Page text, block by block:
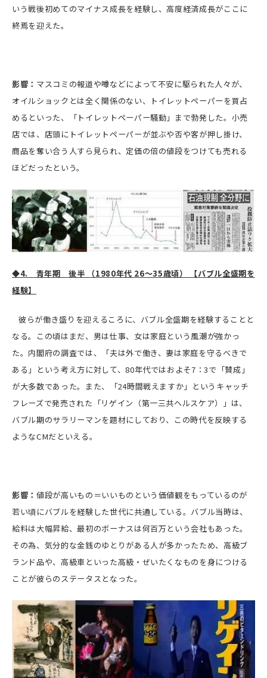
いう戦後初めてのマイナス成長を経験し、高度経済成長がここに
終焉を迎えた。
影響： マスコミの報道や噂などによって不安に駆られた人々が、
オイルショックとは全く関係のない、トイレットペーパーを買占
めるといった、「トイレットペーパー騒動」まで勃発した。小売
店では、店頭にトイレットペーパーが並ぶや否や客が押し掛け、
商品を奪い合う人すら見られ、定価の倍の値段をつけても売れる
ほどだったという。
◆4. 青年期 後半 （1980年代 26～35歳頃） 【バブル全盛期を
経験】
彼らが働き盛りを迎えるころに、バブル全盛期を経験することと
なる。この頃はまだ、男は仕事、女は家庭という風潮が強かっ
た。内閣府の調査では、「夫は外で働き、妻は家庭を守るべきで
ある」という考え方に対して、80年代ではおよそ7：3で「賛成」
が大多数であった。また、「24時間戦えますか」というキャッチ
フレーズで発売された「リゲイン（第一三共ヘルスケア）」は、
バブル期のサラリーマンを題材にしており、この時代を反映する
ようなCMだといえる。
影響： 値段が高いもの＝いいものという価値観をもっているのが
若い頃にバブルを経験した世代に共通している。バブル当時は、
給料は大幅昇給、最初のボーナスは何百万という会社もあった。
その為、気分的な金銭のゆとりがある人が多かったため、高級ブ
ランド品や、高級車といった高級・ぜいたくなものを身につける
ことが彼らのステータスとなった。